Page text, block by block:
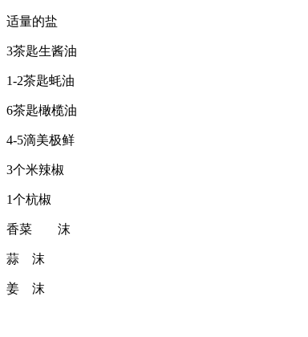
适量的盐
3茶匙生酱油
1-2茶匙蚝油
6茶匙橄榄油
4-5滴美极鲜
3个米辣椒
1个杭椒
香菜 沫
蒜 沫
姜 沫